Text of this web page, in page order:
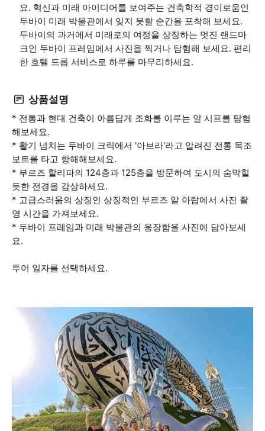
요. 혁신과 미래 아이디어를 보여주는 건축학적 경이로움인
두바이 미래 박물관에서 잊지 못할 순간을 포착해 보세요.
두바이의 과거에서 미래로의 여정을 상징하는 멋진 랜드마
크인 두바이 프레임에서 사진을 찍거나 탐험해 보세요. 편리
한 호텔 드롭 서비스로 하루를 마무리하세요.
상품설명
* 전통과 현대 건축이 아름답게 조화를 이루는 알 시프를 탐험
해보세요.
* 활기 넘치는 두바이 크릭에서 '아브라'라고 알려진 전통 목조
보트를 타고 항해해보세요.
* 부르즈 할리파의 124층과 125층을 방문하여 도시의 숨막힐
듯한 전경을 감상하세요.
* 고급스러움의 상징인 상징적인 부르즈 알 아랍에서 사진 촬
영 시간을 가져보세요.
* 두바이 프레임과 미래 박물관의 웅장함을 사진에 담아보세
요.
투어 일자를 선택하세요.